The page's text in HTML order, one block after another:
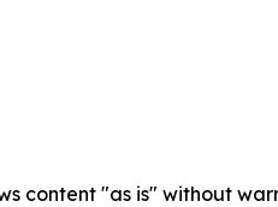
content "as is" without